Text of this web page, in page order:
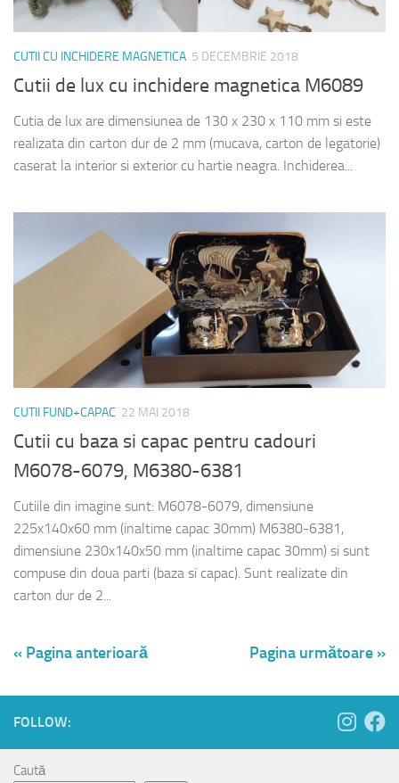
CUTII CU INCHIDERE MAGNETICA 5 DECEMBRIE 2018
Cutii de lux cu inchidere magnetica M6089
Cutia de lux are dimensiunea de 130 x 230 x 110 mm si este
realizata din carton dur de 2 mm (mucava, carton de legatorie)
caserat la interior si exterior cu hartie neagra. Inchiderea...
CUTII FUND+CAPAC 22 MAI 2018
Cutii cu baza si capac pentru cadouri
M6078-6079, M6380-6381
Cutiile din imagine sunt: M6078-6079, dimensiune
225x140x60 mm (inaltime capac 30mm) M6380-6381,
dimensiune 230x140x50 mm (inaltime capac 30mm) si sunt
compuse din doua parti (baza si capac). Sunt realizate din
carton dur de 2...
« Pagina anterioară Pagina următoare »
FOLLOW:
Caută